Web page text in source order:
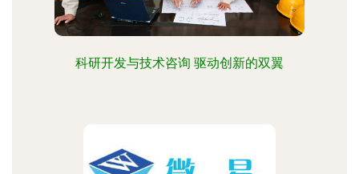
科研开发与技术咨询 驱动创新的双翼